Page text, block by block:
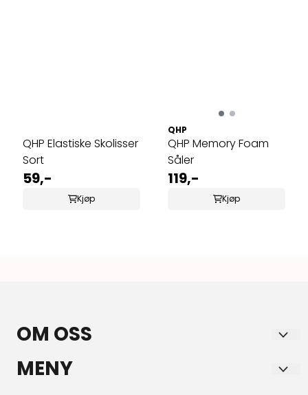
QHP Elastiske Skolisser
Sort
59,-
Kjøp
QHP
QHP Memory Foam
Såler
119,-
Kjøp
OM OSS
HORSE & YOU AS
MENY